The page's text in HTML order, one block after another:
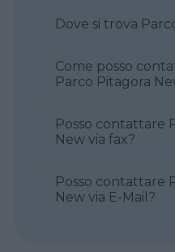
Dove si
Come posso
Parco Pitagora
Posso contattare Parco Pitagora
New via fax?
Posso contattare Parco Pitagora
New via E-Mail?